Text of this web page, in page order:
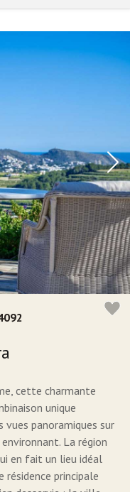
cette charmante
unique
vues panoramiques sur
La région
en fait un lieu idéal
résidence principale